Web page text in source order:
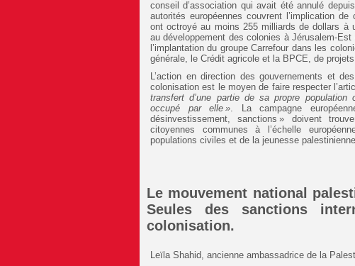
conseil d’association qui avait été annulé
autorités européennes couvrent l’implication
ont octroyé au moins 255 milliards de dollars à
au développement des colonies à Jérusalem-
l’implantation du groupe Carrefour dans les
générale, le Crédit agricole et la BPCE, de
L’action en direction des gouvernements et
colonisation est le moyen de faire respecter
transfert d’une partie de sa propre
occupé par elle » . La campagne
désinvestissement, sanctions » doivent
citoyennes communes à l’échelle
populations civiles et de la jeunesse palestinienne.
Le mouvement national
Seules des sanctions
colonisation.
Leïla Shahid, ancienne ambassadrice de la